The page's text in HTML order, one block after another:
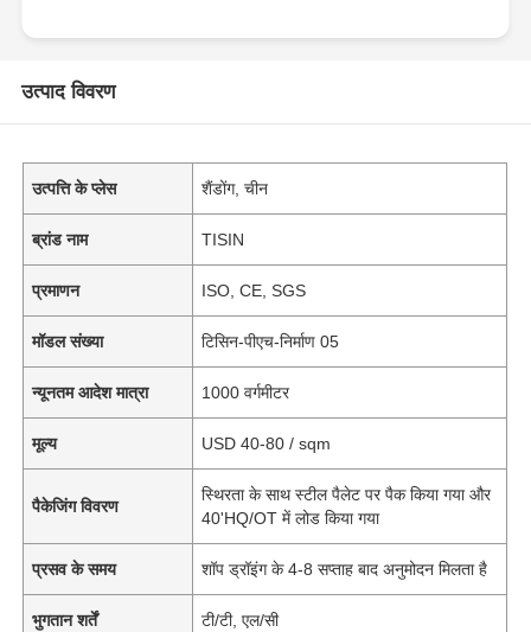
उत्पाद विवरण
उत्पत्ति के प्लेस शैंडोंग, चीन
ब्रांड नाम TISIN
प्रमाणन ISO, CE, SGS
मॉडल संख्या टिसिन-पीएच-निर्माण 05
न्यूनतम आदेश मात्रा 1000 वर्गमीटर
मूल्य USD 40-80 / sqm
पैकेजिंग विवरण
स्थिरता के साथ स्टील पैलेट पर पैक किया गया और
40'HQ/OT में लोड किया गया
प्रसव के समय शॉप ड्रॉइंग के 4-8 सप्ताह बाद अनुमोदन मिलता है
भुगतान शर्तें टी/टी, एल/सी